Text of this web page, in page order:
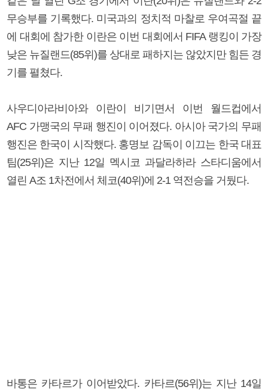
무승부를 기록했다. 미국과의 정치적 마찰로 우여곡절 끝
에 대회에 참가한 이란은 이번 대회에서 FIFA 랭킹이 가장
낮은 뉴질랜드(85위)를 상대로 패하지는 않았지만 힘든 경
기를 펼쳤다.
사우디아라비아와 이란이 비기면서 이번 월드컵에서
AFC 가맹국의 무패 행진이 이어졌다. 아시아 국가의 무패
행진은 한국이 시작했다. 홍명보 감독이 이끄는 한국 대표
팀(25위)은 지난 12일 멕시코 과달라하라 스타디움에서
열린 A조 1차전에서 체코(40위)에 2-1 역전승을 거뒀다.
바통은 카타르가 이어받았다. 카타르(56위)는 지난 14일